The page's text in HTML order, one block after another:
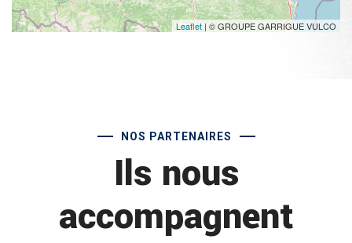
Leaflet | © GROUPE GARRIGUE VULCO
NOS PARTENAIRES
Ils nous
accompagnent